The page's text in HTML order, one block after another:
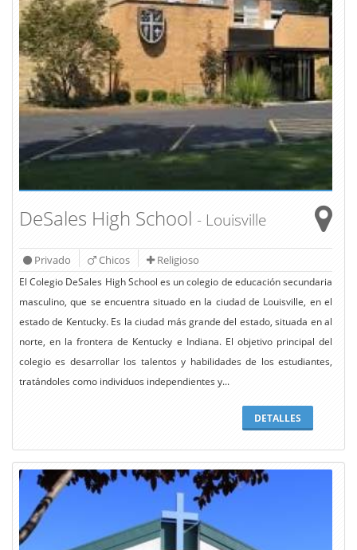
DeSales High School - Louisville
Privado Chicos Religioso
El Colegio DeSales High School es un colegio de educación secundaria
masculino, que se encuentra situado en la ciudad de Louisville, en el
estado de Kentucky. Es la ciudad más grande del estado, situada en al
norte, en la frontera de Kentucky e Indiana. El objetivo principal del
colegio es desarrollar los talentos y habilidades de los estudiantes,
tratándoles como individuos independientes y...
DETALLES